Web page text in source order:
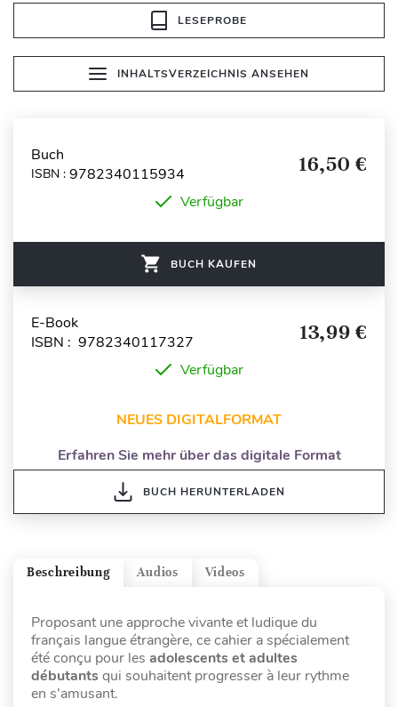
LESEPROBE
INHALTSVERZEICHNIS ANSEHEN
Buch
ISBN : 9782340115934 16,50 €
Verfügbar
BUCH KAUFEN
E-Book
ISBN : 9782340117327
13,99 €
Verfügbar
NEUES DIGITALFORMAT
Erfahren Sie mehr über das digitale Format
BUCH HERUNTERLADEN
Videos
Audios
Beschreibung
Proposant une approche vivante et ludique du
français langue étrangère, ce cahier a spécialement
été conçu pour les adolescents et adultes
débutants qui souhaitent progresser à leur rythme
en s’amusant.